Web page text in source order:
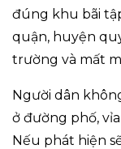
đúng khu bãi
quận, huyện
trường và mất
Người dân
ở đường phố,
Nếu phát hiện